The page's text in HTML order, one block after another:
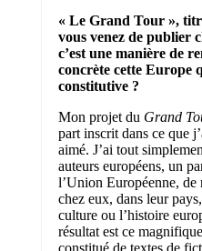
« Le Grand Tour »,
vous venez de publier
c’est une manière de
concrète cette Europe
constitutive ?
Mon projet du Grand
part inscrit dans ce que
aimé. J’ai tout
auteurs européens, un
l’Union Européenne, de
chez eux, dans leur
culture ou l’histoire
résultat est ce